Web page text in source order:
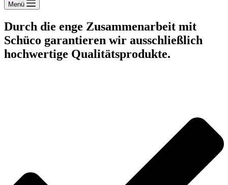
Menü
Durch die enge Zusammenarbeit mit
Schüco garantieren wir ausschließlich
hochwertige Qualitätsprodukte.